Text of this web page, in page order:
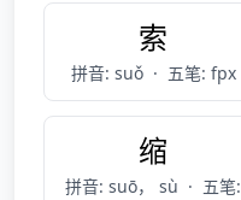
索
拼音: suǒ · 五笔: fpx
缩
拼音: suō， sù · 五笔: